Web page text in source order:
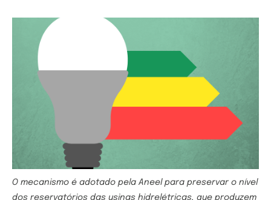
O mecanismo é adotado pela Aneel para preservar o nível
dos reservatórios das usinas hidrelétricas, que produzem